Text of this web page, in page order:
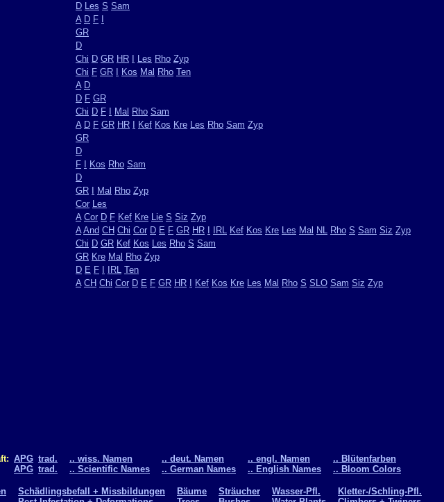
D Les S Sam
A D F
GR
D
Chi D GR HR Les Rho Zyp
Chi F GR Kos Mal Rho Ten
A D
D F GR
Chi D F Mal Rho Sam
A D F GR HR Kef Kos Kre Les Rho Sam Zyp
GR
D
F Kos Rho Sam
D
GR Mal Rho Zyp
Cor Les
A Cor D F Kef Kre Lie S Siz Zyp
A And CH Chi Cor D E F GR HR IRL Kef Kos Kre Les Mal NL Rho S Sam Siz Zyp
Chi D GR Kef Kos Les Rho S Sam
GR Kre Mal Rho Zyp
D E F IRL Ten
A CH Chi Cor D E F GR HR Kef Kos Kre Les Mal Rho S SLO Sam Siz Zyp
APG
APG
trad.
trad.
.. wiss. Namen
.. Scientific Names
.. deut. Namen
.. German Names
.. engl. Namen
.. English Names
.. Blütenfarben
.. Bloom Colors
Schädlingsbefall + Missbildungen
Bäume
Sträucher
Wasser-Pfl.
Kletter-/Schling-Pfl.